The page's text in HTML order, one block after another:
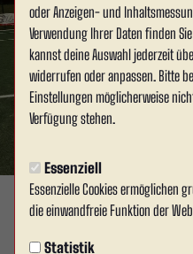
oder Anzeigen- und
Verwendung Ihrer Daten finden
kannst deine Auswahl jederzeit
widerrufen oder anpassen. Bitte
Einstellungen möglicherweise
Verfügung stehen.
Essenziell
Essenzielle Cookies ermöglichen
die einwandfreie Funktion der
Statistik
WERSENACHWUCHS
Donnerstag, 04.06.2026 15:19 Uhr